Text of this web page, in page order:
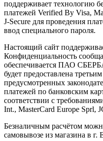
поддерживает технологию
платежей Verified By Visa,
J-Secure для проведения
ввод специального пароля.
Настоящий сайт
Конфиденциальность
обеспечивается ПАО
будет предоставлена
предусмотренных
платежей по банковским
соответствии с
Int., MasterCard Europe Sprl,
Безналичным расчётом
самовывозе из магазина в г.